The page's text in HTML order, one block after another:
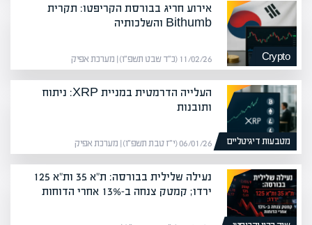
Crypto
אירוע חריג בבורסת הקריפטו: תקרית
Bithumb והשלכותיה
11/02/26 (כ״ד שבט תשפ״ו) | מערכת אפיק
מטבעות דיגיטליים
העלייה הדרמטית במניית XRP: ניתוח
ותובנות
06/01/26 (י״ז טבת תשפ״ו) | מערכת אפיק
נעילה שלילית בבורסה: ת"א 35 ות"א 125
ירדו; קמטק צנחה ב-13% אחרי הדוחות